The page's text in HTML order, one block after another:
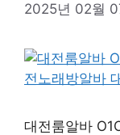
2025년 02월
대전룸알바